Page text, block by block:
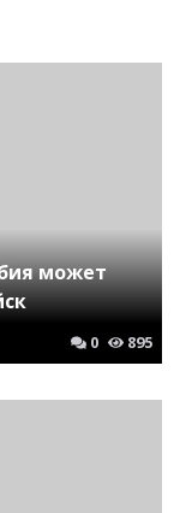
может
0 895